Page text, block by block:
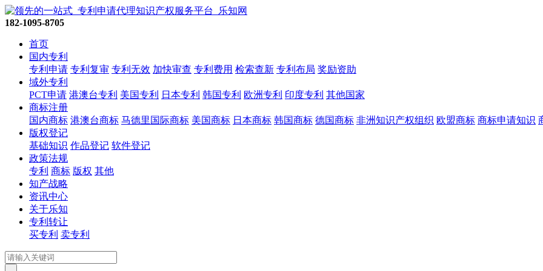
182-1095-8705
首页
国内专利
专利申请 专利复审 专利无效 加快审查 专利费用 检索查新 专利布局 奖励资助
域外专利
PCT申请 港澳台专利 美国专利 日本专利 韩国专利 欧洲专利 印度专利 其他国家
商标注册
国内商标 港澳台商标 马德里国际商标 美国商标 日本商标 韩国商标 德国商标 非洲知识产权组织 欧盟商标 商标申请知识
版权登记
基础知识 作品登记 软件登记
政策法规
专利 商标 版权 其他
知产战略
资讯中心
关于乐知
专利转让
买专利 卖专利